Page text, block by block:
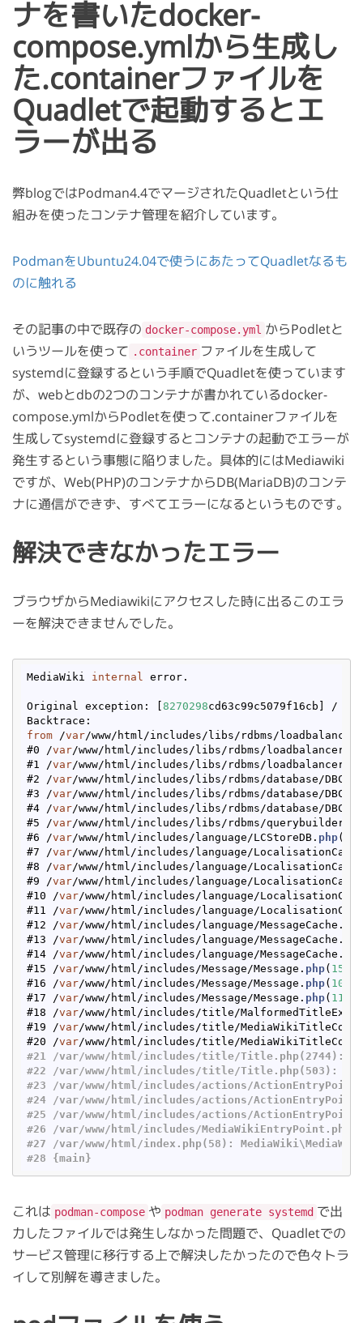
ナを書いたdocker-
compose.ymlから生成し
た.containerファイルを
Quadletで起動するとエ
ラーが出る
弊blogではPodman4.4でマージされたQuadletという仕
組みを使ったコンテナ管理を紹介しています。
PodmanをUbuntu24.04で使うにあたってQuadletなるも
のに触れる
その記事の中で既存の docker-compose.yml からPodletと
いうツールを使って .container ファイルを生成して
systemdに登録するという手順でQuadletを使っています
が、webとdbの2つのコンテナが書かれているdocker-
compose.ymlからPodletを使って.containerファイルを
生成してsystemdに登録するとコンテナの起動でエラーが
発生するという事態に陥りました。具体的にはMediawiki
ですが、Web(PHP)のコンテナからDB(MariaDB)のコンテ
ナに通信ができず、すべてエラーになるというものです。
解決できなかったエラー
ブラウザからMediawikiにアクセスした時に出るこのエラ
ーを解決できませんでした。
MediaWiki internal error.
Original exception: [ 8270298cd63c99c5079f16cb] /
from /var/www/html/includes/libs/rdbms/loadbalancer/
#0 /var/www/html/includes/libs/rdbms/loadbalancer/
#1 /var/www/html/includes/libs/rdbms/loadbalancer/
#2 /var/www/html/includes/libs/rdbms/database/
#3 /var/www/html/includes/libs/rdbms/database/
#4 /var/www/html/includes/libs/rdbms/database/
#5 /var/www/html/includes/libs/rdbms/querybuilder/
#6 /var/www/html/includes/language/LCStoreDB. php(
#7 /var/www/html/includes/language/
#8 /var/www/html/includes/language/
#9 /var/www/html/includes/language/
#10 /var/www/html/includes/language/
#11 /var/www/html/includes/language/
#12 /var/www/html/includes/language/MessageCache.
#13 /var/www/html/includes/language/MessageCache.
#14 /var/www/html/includes/language/MessageCache.
#15 /var/www/html/includes/Message/Message. php( 1552
#16 /var/www/html/includes/Message/Message. php( 1035
#17 /var/www/html/includes/Message/Message. php( 1125
#18 /var/www/html/includes/title/
#19 /var/www/html/includes/title/
#20 /var/www/html/includes/title/
#21 /var/www/html/includes/title/Title.php(2744):
#22 /var/www/html/includes/title/Title.php(503):
#23 /var/www/html/includes/actions/
#24 /var/www/html/includes/actions/
#25 /var/www/html/includes/actions/
#26 /var/www/html/includes/
#27 /var/www/html/index.php(58):
#28 {main}
これは podman-compose や podman generate systemd で出
力したファイルでは発生しなかった問題で、Quadletでの
サービス管理に移行する上で解決したかったので色々トラ
イして別解を導きました。